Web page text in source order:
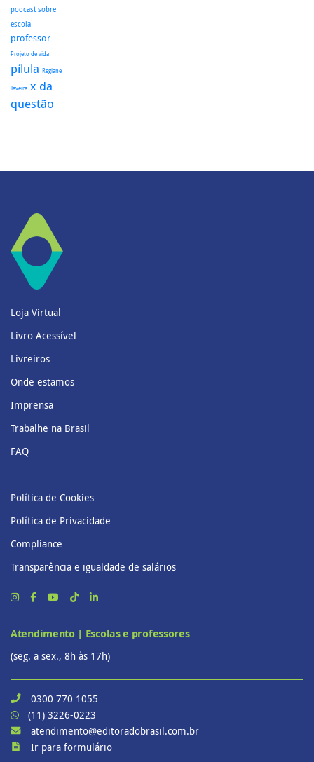
podcast sobre
escola
professor
Projeto de vida
pílula Regiane
Taveira x da
questão
Loja Virtual
Livro Acessível
Livreiros
Onde estamos
Imprensa
Trabalhe na Brasil
FAQ
Política de Cookies
Política de Privacidade
Compliance
Transparência e igualdade de salários
Atendimento | Escolas e professores
(seg. a sex., 8h às 17h)
0300 770 1055
(11) 3226-0223
atendimento@editoradobrasil.com.br
Ir para formulário